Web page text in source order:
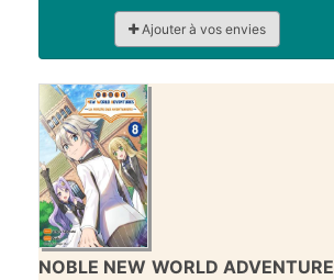
Ajouter à vos envies
NOBLE NEW WORLD